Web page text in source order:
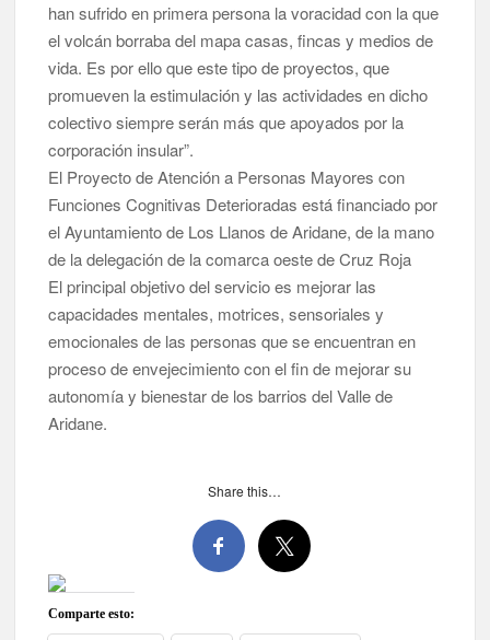
han sufrido en primera persona la voracidad con la que
el volcán borraba del mapa casas, fincas y medios de
vida. Es por ello que este tipo de proyectos, que
promueven la estimulación y las actividades en dicho
colectivo siempre serán más que apoyados por la
corporación insular”.
El Proyecto de Atención a Personas Mayores con
Funciones Cognitivas Deterioradas está financiado por
el Ayuntamiento de Los Llanos de Aridane, de la mano
de la delegación de la comarca oeste de Cruz Roja
El principal objetivo del servicio es mejorar las
capacidades mentales, motrices, sensoriales y
emocionales de las personas que se encuentran en
proceso de envejecimiento con el fin de mejorar su
autonomía y bienestar de los barrios del Valle de
Aridane.
Share this…
Comparte esto: